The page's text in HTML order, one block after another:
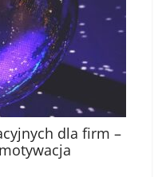
dla firm –